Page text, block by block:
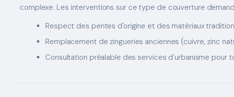
complexe. Les interventions sur ce type de couverture
Respect des pentes d'origine et des matériaux
Remplacement de zingueries anciennes (cuivre, zinc
Consultation préalable des services d'urbanisme pour